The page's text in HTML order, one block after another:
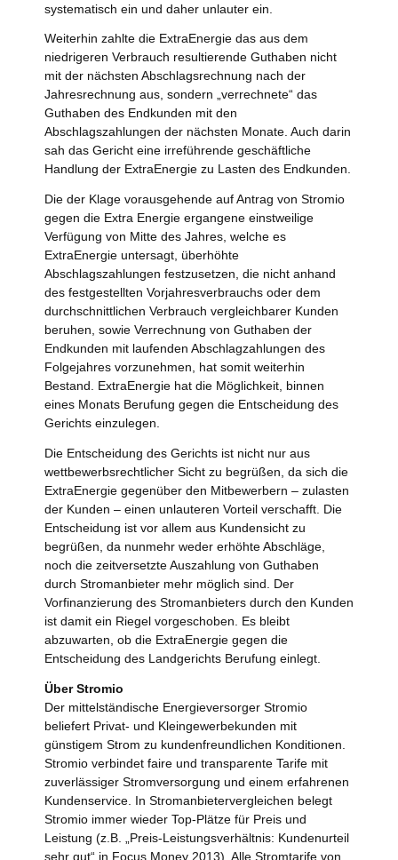
systematisch ein und daher unlauter ein.
Weiterhin zahlte die ExtraEnergie das aus dem
niedrigeren Verbrauch resultierende Guthaben nicht
mit der nächsten Abschlagsrechnung nach der
Jahresrechnung aus, sondern „verrechnete“ das
Guthaben des Endkunden mit den
Abschlagszahlungen der nächsten Monate. Auch darin
sah das Gericht eine irreführende geschäftliche
Handlung der ExtraEnergie zu Lasten des Endkunden.
Die der Klage vorausgehende auf Antrag von Stromio
gegen die Extra Energie ergangene einstweilige
Verfügung von Mitte des Jahres, welche es
ExtraEnergie untersagt, überhöhte
Abschlagszahlungen festzusetzen, die nicht anhand
des festgestellten Vorjahresverbrauchs oder dem
durchschnittlichen Verbrauch vergleichbarer Kunden
beruhen, sowie Verrechnung von Guthaben der
Endkunden mit laufenden Abschlagzahlungen des
Folgejahres vorzunehmen, hat somit weiterhin
Bestand. ExtraEnergie hat die Möglichkeit, binnen
eines Monats Berufung gegen die Entscheidung des
Gerichts einzulegen.
Die Entscheidung des Gerichts ist nicht nur aus
wettbewerbsrechtlicher Sicht zu begrüßen, da sich die
ExtraEnergie gegenüber den Mitbewerbern – zulasten
der Kunden – einen unlauteren Vorteil verschafft. Die
Entscheidung ist vor allem aus Kundensicht zu
begrüßen, da nunmehr weder erhöhte Abschläge,
noch die zeitversetzte Auszahlung von Guthaben
durch Stromanbieter mehr möglich sind. Der
Vorfinanzierung des Stromanbieters durch den Kunden
ist damit ein Riegel vorgeschoben. Es bleibt
abzuwarten, ob die ExtraEnergie gegen die
Entscheidung des Landgerichts Berufung einlegt.
Über Stromio
Der mittelständische Energieversorger Stromio
beliefert Privat- und Kleingewerbekunden mit
günstigem Strom zu kundenfreundlichen Konditionen.
Stromio verbindet faire und transparente Tarife mit
zuverlässiger Stromversorgung und einem erfahrenen
Kundenservice. In Stromanbietervergleichen belegt
Stromio immer wieder Top-Plätze für Preis und
Leistung (z.B. „Preis-Leistungsverhältnis: Kundenurteil
sehr gut“ in Focus Money 2013). Alle Stromtarife von